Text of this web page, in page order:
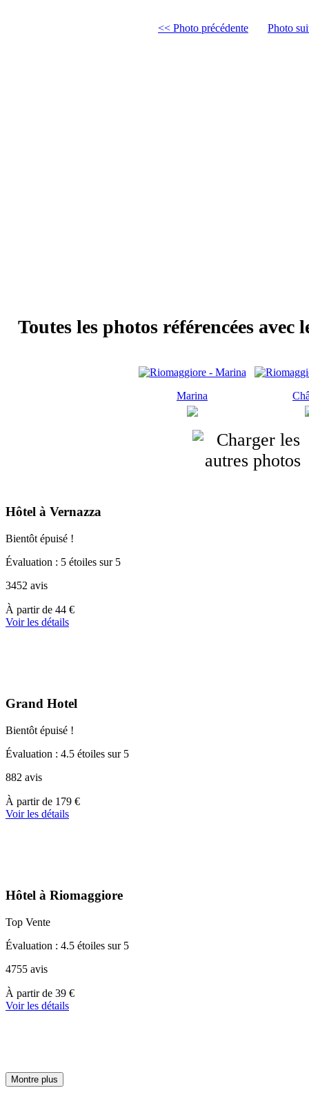
<< Photo précédente Photo
Toutes les photos référencées
Marina
Hôtel à Vernazza
Bientôt épuisé !
Évaluation : 5 étoiles sur 5
3452 avis
À
partir
À partir de 44 €
Voir les détails
Grand Hotel
Bientôt épuisé !
Évaluation : 4.5 étoiles sur 5
882 avis
À
partir
À partir de 179 €
Voir les détails
Hôtel à Riomaggiore
Top Vente
Évaluation : 4.5 étoiles sur 5
4755 avis
À
partir
À partir de 39 €
Voir les détails
Montre plus